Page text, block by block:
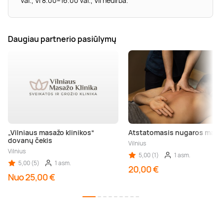
Daugiau partnerio pasiūlymų
„Vilniaus masažo klinikos“
dovanų čekis
Vilnius
5,00 (5)
1 asm.
Nuo 25,00 €
Atstatomasis nugaros
Vilnius
5,00 (1)
1 asm.
20,00 €